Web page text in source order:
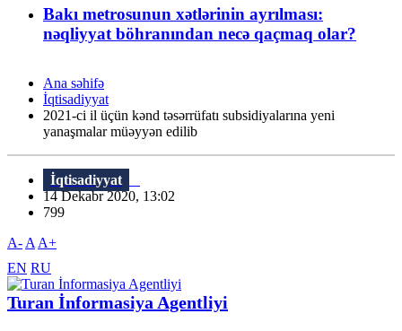
Bakı metrosunun xətlərinin ayrılması:
nəqliyyat böhranından necə qaçmaq olar?
Ana səhifə
İqtisadiyyat
2021-ci il üçün kənd təsərrüfatı subsidiyalarına yeni
yanaşmalar müəyyən edilib
İqtisadiyyat
14 Dekabr 2020, 13:02
799
A- A A+
EN RU
Turan İnformasiya Agentliyi